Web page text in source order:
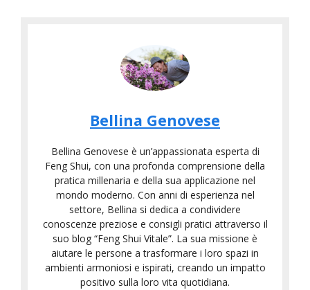
Bellina Genovese
Bellina Genovese è un’appassionata esperta di
Feng Shui, con una profonda comprensione della
pratica millenaria e della sua applicazione nel
mondo moderno. Con anni di esperienza nel
settore, Bellina si dedica a condividere
conoscenze preziose e consigli pratici attraverso il
suo blog “Feng Shui Vitale”. La sua missione è
aiutare le persone a trasformare i loro spazi in
ambienti armoniosi e ispirati, creando un impatto
positivo sulla loro vita quotidiana.